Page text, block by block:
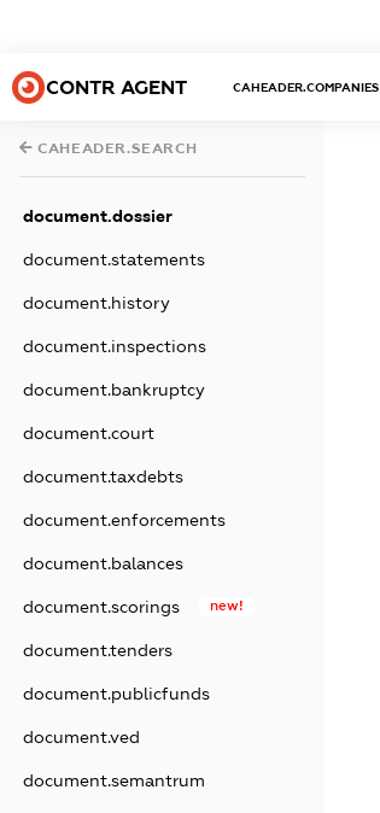
CONTR AGENT CAHEADER.COMPANIES
CAHEADER.SEARCH
document.dossier
document.statements
document.history
document.inspections
document.bankruptcy
document.court
document.taxdebts
document.enforcements
document.balances
document.scorings new!
document.tenders
document.publicfunds
document.ved
document.semantrum